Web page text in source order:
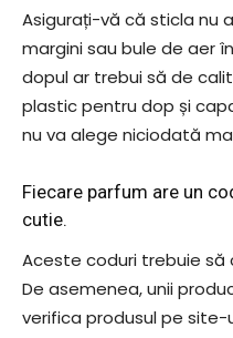
Asigurați-vă că sticla nu
margini sau bule de aer
dopul ar trebui să de
plastic pentru dop și
nu va alege niciodată
Fiecare parfum are un
cutie.
Aceste coduri trebuie să
De asemenea, unii
verifica produsul pe site-